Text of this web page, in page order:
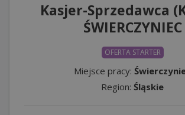
Kasjer-Sprzedawca
ŚWIERCZYNIEC
OFERTA STARTER
Miejsce pracy:
Region: Śląskie